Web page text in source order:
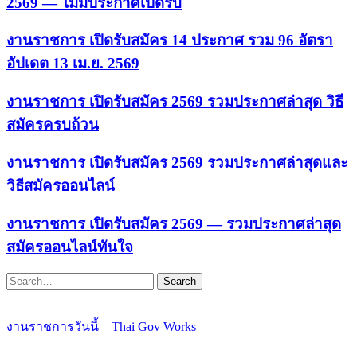
งานราชการ เปิดรับสมัคร 14 ประกาศ รวม 96 อัตรา
อัปเดต 13 เม.ย. 2569
งานราชการ เปิดรับสมัคร 2569 รวมประกาศล่าสุด วิธี
สมัครครบถ้วน
งานราชการ เปิดรับสมัคร 2569 รวมประกาศล่าสุดและ
วิธีสมัครออนไลน์
งานราชการ เปิดรับสมัคร 2569 — รวมประกาศล่าสุด
สมัครออนไลน์ทันใจ
Search
งานราชการวันนี้ – Thai Gov Works